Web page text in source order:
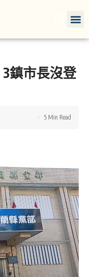
鎮市長沒登
5 Min Read